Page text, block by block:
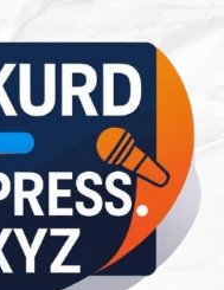
content